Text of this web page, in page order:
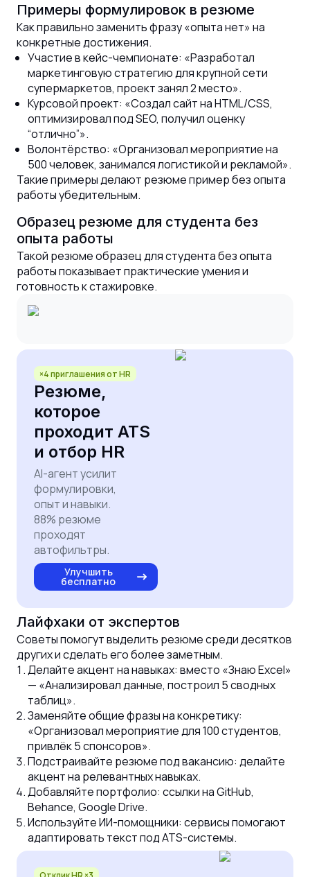
Примеры формулировок в резюме
Как правильно заменить фразу «опыта нет» на
конкретные достижения.
Участие в кейс-чемпионате: «Разработал
маркетинговую стратегию для крупной сети
супермаркетов, проект занял 2 место».
Курсовой проект: «Создал сайт на HTML/CSS,
оптимизировал под SEO, получил оценку
“отлично”».
Волонтёрство: «Организовал мероприятие на
500 человек, занимался логистикой и рекламой».
Такие примеры делают резюме пример без опыта
работы убедительным.
Образец резюме для студента без
опыта работы
Такой резюме образец для студента без опыта
работы показывает практические умения и
готовность к стажировке.
×4 приглашения от HR
Резюме,
которое
проходит ATS
и отбор HR
AI-агент усилит
формулировки,
опыт и навыки.
88% резюме
проходят
автофильтры.
Улучшить
бесплатно
Лайфхаки от экспертов
Советы помогут выделить резюме среди десятков
других и сделать его более заметным.
Делайте акцент на навыках: вместо «Знаю Excel»
— «Анализировал данные, построил 5 сводных
таблиц».
Заменяйте общие фразы на конкретику:
«Организовал мероприятие для 100 студентов,
привлёк 5 спонсоров».
Подстраивайте резюме под вакансию: делайте
акцент на релевантных навыках.
Добавляйте портфолио: ссылки на GitHub,
Behance, Google Drive.
Используйте ИИ-помощники: сервисы помогают
адаптировать текст под ATS-системы.